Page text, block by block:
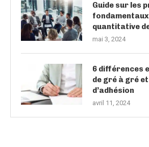
Guide sur les
quantitative
mai 3, 2024
6 différences
de gré à gré
d’adhésion
avril 11, 2024